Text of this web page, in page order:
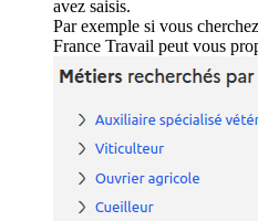
avez saisis.
Par exemple si vous
France Travail peut vous